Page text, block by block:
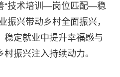
“技术培训—岗位匹配—稳
振兴带动乡村全面振兴，
稳定就业中提升幸福感与
振兴注入持续动力。